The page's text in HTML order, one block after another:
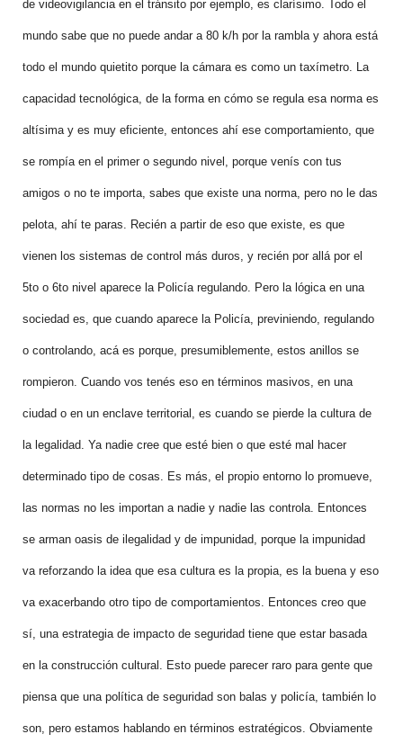
de videovigilancia en el tránsito por ejemplo, es clarísimo. Todo el
mundo sabe que no puede andar a 80 k/h por la rambla y ahora está
todo el mundo quietito porque la cámara es como un taxímetro. La
capacidad tecnológica, de la forma en cómo se regula esa norma es
altísima y es muy eficiente, entonces ahí ese comportamiento, que
se rompía en el primer o segundo nivel, porque venís con tus
amigos o no te importa, sabes que existe una norma, pero no le das
pelota, ahí te paras. Recién a partir de eso que existe, es que
vienen los sistemas de control más duros, y recién por allá por el
5to o 6to nivel aparece la Policía regulando. Pero la lógica en una
sociedad es, que cuando aparece la Policía, previniendo, regulando
o controlando, acá es porque, presumiblemente, estos anillos se
rompieron. Cuando vos tenés eso en términos masivos, en una
ciudad o en un enclave territorial, es cuando se pierde la cultura de
la legalidad. Ya nadie cree que esté bien o que esté mal hacer
determinado tipo de cosas. Es más, el propio entorno lo promueve,
las normas no les importan a nadie y nadie las controla. Entonces
se arman oasis de ilegalidad y de impunidad, porque la impunidad
va reforzando la idea que esa cultura es la propia, es la buena y eso
va exacerbando otro tipo de comportamientos. Entonces creo que
sí, una estrategia de impacto de seguridad tiene que estar basada
en la construcción cultural. Esto puede parecer raro para gente que
piensa que una política de seguridad son balas y policía, también lo
son, pero estamos hablando en términos estratégicos. Obviamente